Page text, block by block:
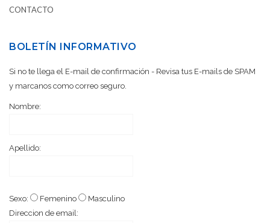
CONTACTO
BOLETÍN INFORMATIVO
Si no te llega el E-mail de confirmación - Revisa tus E-mails de SPAM
y marcanos como correo seguro.
Nombre:
Apellido:
Sexo: Femenino
Masculino
Direccion de email: